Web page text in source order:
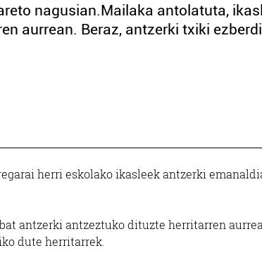
nagusian.Mailaka antolatuta,
aurrean. Beraz, antzerki txiki
herri eskolako ikasleek antzerki
antzerki antzeztuko dituzte herritarren
dute herritarrek.